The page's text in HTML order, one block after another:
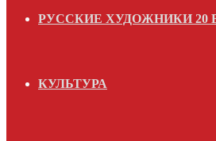
РУССКИЕ ХУДОЖНИКИ 20
КУЛЬТУРА